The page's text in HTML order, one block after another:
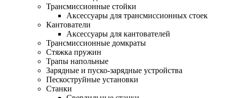
Трансмиссионные стойки
Аксессуары для трансмиссионных стоек
Кантователи
Аксессуары для кантователей
Трансмиссионные домкраты
Стяжка пружин
Трапы напольные
Зарядные и пуско-зарядные устройства
Пескоструйные установки
Станки